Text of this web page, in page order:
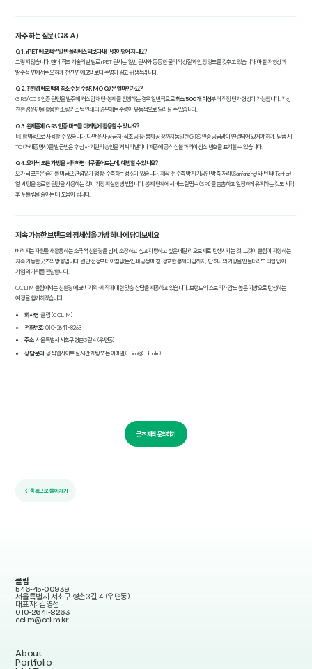
자주 하는 질문 (Q&A)
Q1. rPET 에코백은 일반 폴리에스터보다 내구성이 떨어지나요?
그렇지 않습니다. 현대 직조 기술의 발달로 rPET 원사는 일반 원사와 동등한 물리적 성질과 인장 강도를 갖추고 있습니다. 마찰 저항성과
발수성 면에서는 오히려 천연 면 에코백보다 수명이 길고 위생적입니다.
Q2. 친환경 에코백의 최소 주문 수량(MOQ)은 얼마인가요?
GRS/OCS 인증 원단을 발주해 커스텀 재단·봉제를 진행하는 경우 일반적으로최소 500개 이상부터 적정 단가 형성이 가능합니다. 기성
친환경 원단을 활용한 소량 커스텀 인쇄의 경우에는 수량이 유동적으로 달라질 수 있습니다.
Q3. 완제품에 GRS 인증 마크를 마케팅에 활용할 수 있나요?
네, 합법적으로 사용할 수 있습니다. 다만 원사 공급처·직조 공장·봉제 공장까지 동일한 GRS 인증 공급망이 연결되어 있어야 하며, 납품 시
TC(거래증명서)를 발급받은 후 심사 기관의 승인을 거쳐 라벨이나 제품에 공식 심볼과 라이선스 번호를 표기할 수 있습니다.
Q4. 오가닉 코튼 가방을 세탁하면 너무 줄어드는데, 예방할 수 있나요?
오가닉 코튼은 습기를 머금으면 섬유가 팽창·수축하는 성질이 있습니다. 제작 전 수축 방지 가공인 방축 처리(Sanforizing)와 텐타(Tenter)
열 세팅을 완료한 원단을 사용하는 것이 가장 확실한 방법입니다. 봉제 단계에서 바느질 땀수(SPI)를 촘촘하고 일정하게 유지하는 것도 세탁
후 뒤틀림을 줄이는 데 도움이 됩니다.
지속 가능한 브랜드의 정체성을 가방 하나에 담아보세요
버려지는 자원을 재활용하는 소극적 친환경을 넘어, 소장하고 싶고 자랑하고 싶은 데일리 오브제로 탄생시키는 것. 그것이 클림이 지향하는
지속 가능한 굿즈의 방향입니다. 원단 선정부터 이염 없는 인쇄 공정 매칭, 정교한 봉제 마감까지, 단 하나의 가방을 만들더라도 타협 없이
기업의 가치를 전달합니다.
CCLIM 클림에서는 친환경 에코백 기획·제작에 대한 맞춤 상담을 제공하고 있습니다. 브랜드의 스토리가 감도 높은 가방으로 탄생하는
여정을 함께하겠습니다.
회사명: 클림 (CCLIM)
전화번호: 010-2641-8263
주소: 서울특별시 서초구 형촌3길 4 (우면동)
상담 문의 : 공식 웹사이트 실시간 채팅 또는 이메일(cclim@cclim.kr)
굿즈 제작 문의하기
← 목록으로 돌아가기
클림
546-45-00939
서울특별시 서초구 형촌3길 4 (우면동)
대표자: 김영선
010-2641-8263
cclim@cclim.kr
About
Portfolio